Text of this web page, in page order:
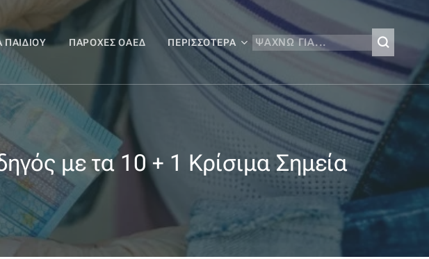
ΠΑΡΟΧΈΣ ΟΑΕΔ ΠΕΡΙΣΣΌΤΕΡΑ
με τα 10 + 1 Κρίσιμα Σημεία